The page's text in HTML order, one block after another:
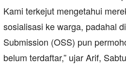
Kami terkejut mengetahui
sosialisasi ke warga, padahal
Submission (OSS) pun
belum terdaftar,” ujar Arif,